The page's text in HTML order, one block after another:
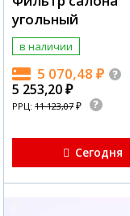
угольный
в наличии
5 070,48 ₽
5 253,20₽
РРЦ: 11 123,07 ₽
Сегодня